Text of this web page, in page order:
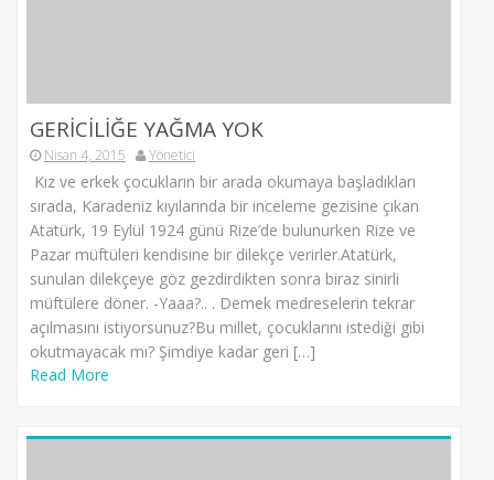
GERİCİLİĞE YAĞMA YOK
Nisan 4, 2015 Yönetici
Kız ve erkek çocukların bir arada okumaya başladıkları
sırada, Karadeniz kıyılarında bir inceleme gezisine çıkan
Atatürk, 19 Eylül 1924 günü Rize’de bulunurken Rize ve
Pazar müftüleri kendisine bir dilekçe verirler.Atatürk,
sunulan dilekçeye göz gezdirdikten sonra biraz sinirli
müftülere döner. -Yaaa?.. . Demek medreselerin tekrar
açılmasını istiyorsunuz?Bu millet, çocuklarını istediği gibi
okutmayacak mı? Şimdiye kadar geri […]
Read More